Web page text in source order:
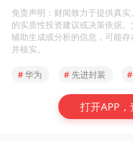
免责声明：财闻致力于提供真
的实质性投资建议或决策依据
辅助生成或分析的信息，可能
并核实。
#华为 # 先进封装 #
打开APP